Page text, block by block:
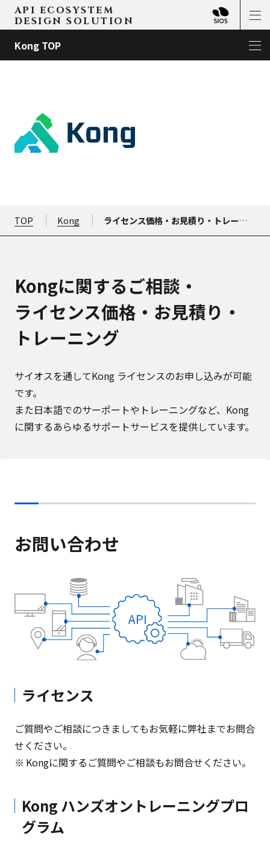
API ECOSYSTEM
DESIGN SOLUTION
Kong TOP
TOP Kong ライセンス価格・お見積り・トレーニング
Kongに関するご相談・
ライセンス価格・お見積り ・
トレーニング
サイオスを通してKong ライセンスのお申し込みが可能
です。
また日本語でのサーポートやトレーニングなど、Kong
に関するあらゆるサポートサービスを提供しています。
お問い合わせ
ライセンス
ご質問やご相談につきましてもお気軽に弊社までお問合
せください。
Kongに関するご質問やご相談もお問合せください。
Kong ハンズオントレーニングプロ
グラム